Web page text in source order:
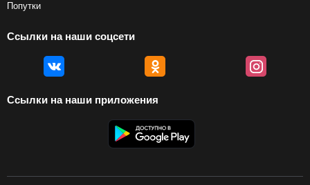
Попутки
Ссылки на наши соцсети
Ссылки на наши приложения